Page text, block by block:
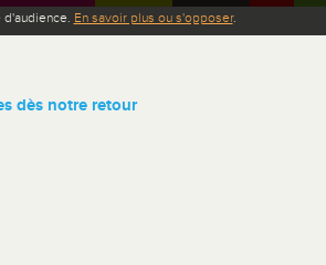
d'audience. En savoir plus ou s'opposer.
dès notre retour